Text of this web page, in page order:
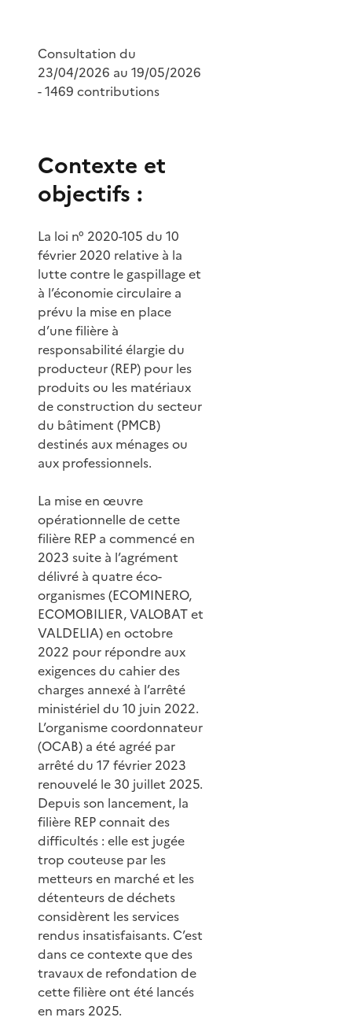
Consultation du
23/04/2026 au 19/05/2026
- 1469 contributions
Contexte et
objectifs :
La loi n° 2020-105 du 10
février 2020 relative à la
lutte contre le gaspillage et
à l’économie circulaire a
prévu la mise en place
d’une filière à
responsabilité élargie du
producteur (REP) pour les
produits ou les matériaux
de construction du secteur
du bâtiment (PMCB)
destinés aux ménages ou
aux professionnels.
La mise en œuvre
opérationnelle de cette
filière REP a commencé en
2023 suite à l’agrément
délivré à quatre éco-
organismes (ECOMINERO,
ECOMOBILIER, VALOBAT et
VALDELIA) en octobre
2022 pour répondre aux
exigences du cahier des
charges annexé à l’arrêté
ministériel du 10 juin 2022.
L’organisme coordonnateur
(OCAB) a été agréé par
arrêté du 17 février 2023
renouvelé le 30 juillet 2025.
Depuis son lancement, la
filière REP connait des
difficultés : elle est jugée
trop couteuse par les
metteurs en marché et les
détenteurs de déchets
considèrent les services
rendus insatisfaisants. C’est
dans ce contexte que des
travaux de refondation de
cette filière ont été lancés
en mars 2025.